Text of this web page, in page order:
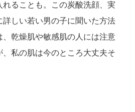
ることも。この炭酸洗顔、実
詳しい若い男の子に聞いた方法
、乾燥肌や敏感肌の人には注意
私の肌は今のところ大丈夫そ